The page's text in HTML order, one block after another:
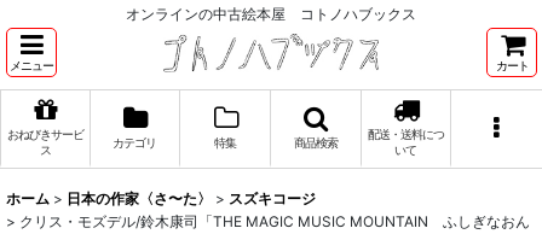
オンラインの中古絵本屋 コトノハブックス
メニュー カート
おねびきサービ
ス
カテゴリ 特集 商品検索
配送・送料につ
いて
ホーム > 日本の作家〈さ〜た〉 > スズキコージ
> クリス・モズデル/鈴木康司「THE MAGIC MUSIC MOUNTAIN ふしぎなおん